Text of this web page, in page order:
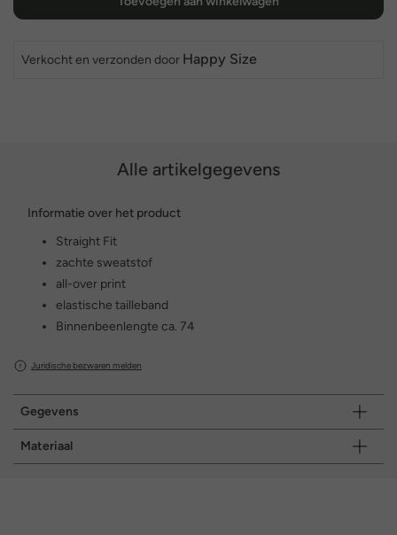
Verkocht en verzonden door Happy Size
Alle artikelgegevens
Informatie over het product
Straight Fit
zachte sweatstof
all-over print
elastische tailleband
Binnenbeenlengte ca. 74
Juridische bezwaren melden
Gegevens
Materiaal